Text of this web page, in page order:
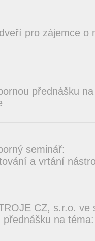
pro zájemce o
přednášku
seminář:
a vrtání
CZ, s.r.o. ve
přednášku na